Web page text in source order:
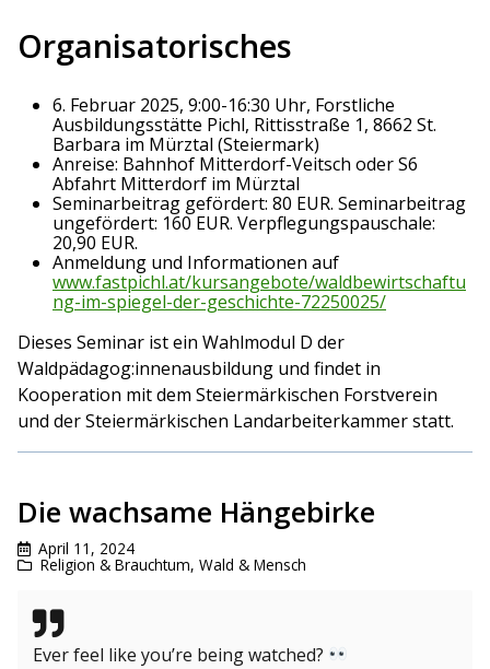
Organisatorisches
6. Februar 2025, 9:00-16:30 Uhr, Forstliche
Ausbildungsstätte Pichl, Rittisstraße 1, 8662 St.
Barbara im Mürztal (Steiermark)
Anreise: Bahnhof Mitterdorf-Veitsch oder S6
Abfahrt Mitterdorf im Mürztal
Seminarbeitrag gefördert: 80 EUR. Seminarbeitrag
ungefördert: 160 EUR. Verpflegungspauschale:
20,90 EUR.
Anmeldung und Informationen auf
www.fastpichl.at/kursangebote/waldbewirtschaftu
ng-im-spiegel-der-geschichte-72250025/
Dieses Seminar ist ein Wahlmodul D der
Waldpädagog:innenausbildung und findet in
Kooperation mit dem Steiermärkischen Forstverein
und der Steiermärkischen Landarbeiterkammer statt.
Die wachsame Hängebirke
April 11, 2024
Religion & Brauchtum, Wald & Mensch
Ever feel like you’re being watched?